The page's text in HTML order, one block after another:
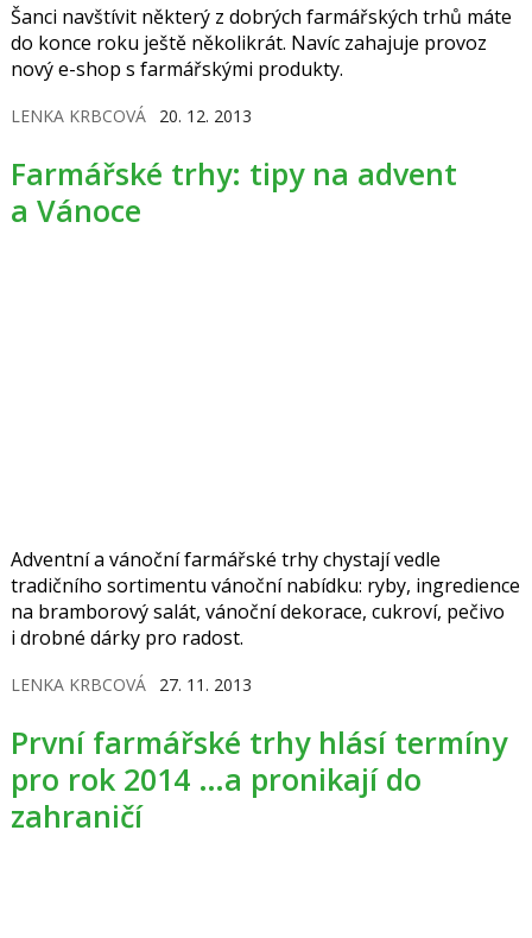
Šanci navštívit některý z dobrých farmářských trhů máte
do konce roku ještě několikrát. Navíc zahajuje provoz
nový e-shop s farmářskými produkty.
LENKA KRBCOVÁ 20. 12. 2013
Farmářské trhy: tipy na advent
a Vánoce
Adventní a vánoční farmářské trhy chystají vedle
tradičního sortimentu vánoční nabídku: ryby, ingredience
na bramborový salát, vánoční dekorace, cukroví, pečivo
i drobné dárky pro radost.
LENKA KRBCOVÁ 27. 11. 2013
První farmářské trhy hlásí termíny
pro rok 2014 …a pronikají do
zahraničí